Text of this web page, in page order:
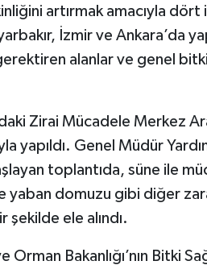
artırmak amacıyla
İzmir ve Ankara’da
alanlar ve genel bitki
Zirai Mücadele Merkez
yapıldı. Genel Müdür
toplantıda, süne ile
domuzu gibi diğer
şekilde ele alındı.
Orman Bakanlığı’nın Bitki